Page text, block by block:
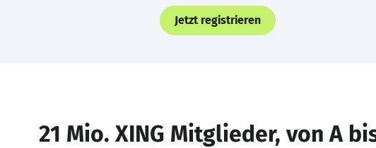
Jetzt registrieren
21 Mio. XING Mitglieder, von A